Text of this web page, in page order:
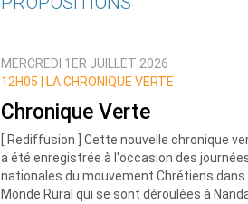
Nom
Courriel (non publié)
MERCREDI 1ER JUILLET 2026
12H05 |
LA CHRONIQUE VERTE
Chronique Verte
[ Rediffusion ] Cette nouvelle chronique
a été enregistrée à l'occasion des
nationales du mouvement Chrétiens dans
Monde Rural qui se sont déroulées à